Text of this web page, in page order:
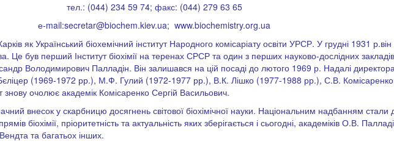
тел.: (044) 234 59 74; факс: (044) 279 63 65
е-mail:secretar@biochem.kiev.ua; www.biochemistry.org.ua
як Український біохемічний інститут Народного комісаріату освіти УРСР. У грудні 1931
Це був перший Інститут біохімії на теренах СРСР та один з перших науково-дослідних
Володимирович Палладін. Він залишався на цій посаді до лютого 1969 р. Надалі
(1969-1972 рр.), М.Ф. Гулий (1972-1977 рр.), В.К. Лішко (1977-1988 рр.), С.В.
очолює академік Комісаренко Сергій Васильович.
внесок у скарбницю досягнень світової біохімічної науки. Національним надбанням
біохімії, пріоритетність та актуальність яких зберігається і сьогодні, академіків О.В.
та багатьох інших.